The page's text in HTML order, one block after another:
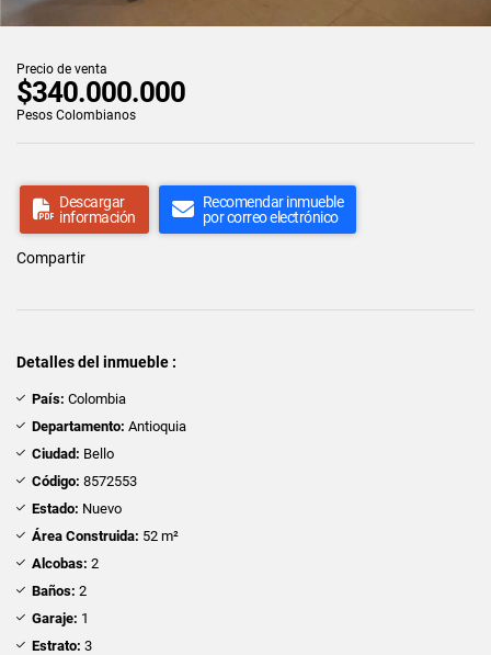
Precio de venta
$340.000.000
Pesos Colombianos
Descargar
información
Recomendar inmueble
por correo electrónico
Compartir
Detalles del inmueble :
País: Colombia
Departamento: Antioquia
Ciudad: Bello
Código: 8572553
Estado: Nuevo
Área Construida: 52 m²
Alcobas: 2
Baños: 2
Garaje: 1
Estrato: 3